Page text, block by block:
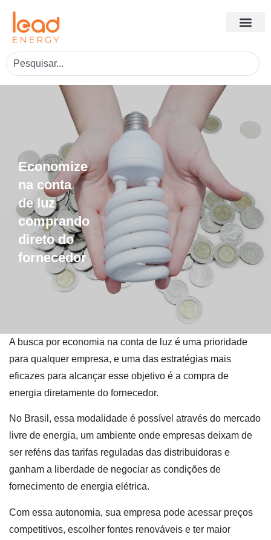
Economize
na conta
de luz
comprando
direto do
fornecedor
A busca por economia na conta de luz é uma prioridade
para qualquer empresa, e uma das estratégias mais
eficazes para alcançar esse objetivo é a compra de
energia diretamente do fornecedor.
No Brasil, essa modalidade é possível através do mercado
livre de energia, um ambiente onde empresas deixam de
ser reféns das tarifas reguladas das distribuidoras e
ganham a liberdade de negociar as condições de
fornecimento de energia elétrica.
Com essa autonomia, sua empresa pode acessar preços
competitivos, escolher fontes renováveis e ter maior